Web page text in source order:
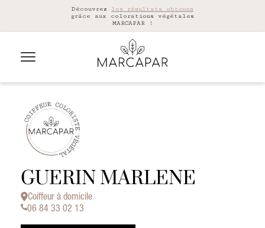
Découvrez les résultats obtenus
grâce aux colorations végétales
MARCAPAR !
GUERIN MARLENE
Coiffeur à domicile
06 84 33 02 13